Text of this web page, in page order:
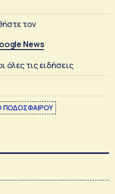
τον
News
όλες τις ειδήσεις
ΠΟΔΟΣΦΑΙΡΟΥ